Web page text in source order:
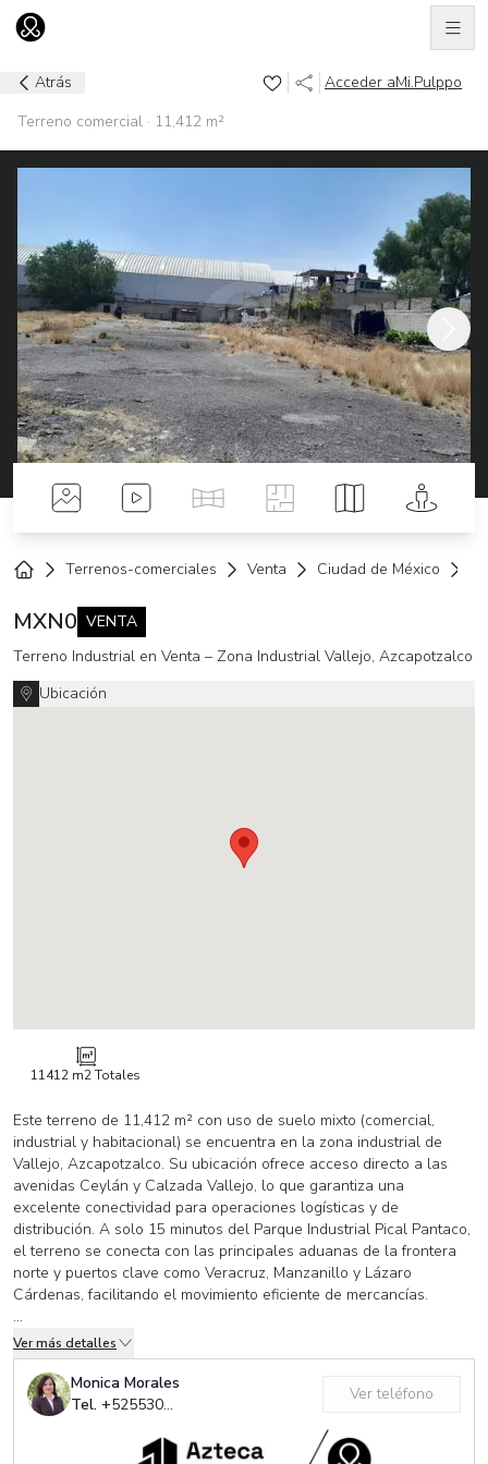
Ir al home
Atrás Acceder aMi.Pulppo
Terreno comercial · 11,412 m²
Fotos Videos Tour VirtualPlanos Mapa Street
Terrenos-comerciales Venta Ciudad de México
MXN0 VENTA
Terreno Industrial en Venta – Zona Industrial Vallejo, Azcapotzalco
Ubicación
11412 m2Totales
Este terreno de 11,412 m² con uso de suelo mixto (comercial,
industrial y habitacional) se encuentra en la zona industrial de
Vallejo, Azcapotzalco. Su ubicación ofrece acceso directo a las
avenidas Ceylán y Calzada Vallejo, lo que garantiza una
excelente conectividad para operaciones logísticas y de
distribución. A solo 15 minutos del Parque Industrial Pical Pantaco,
el terreno se conecta con las principales aduanas de la frontera
norte y puertos clave como Veracruz, Manzanillo y Lázaro
Cárdenas, facilitando el movimiento eficiente de mercancías.
Este terrano forma parte del "Proyecto Vallejo I", el cual se integra
en un plan de revitalización que busca transformar la zona en un
centro de atracción para industrias innovadoras y sustentables.
Vallejo es un clúster industrial consolidado, hogar de empresas
líderes en manufactura, logística y distribución, y es un nodo clave
de generación de empleo formal en la ciudad. La proximidad a dos
Ver más detalles
Monica Morales
Tel. +525530728425
Ver teléfono